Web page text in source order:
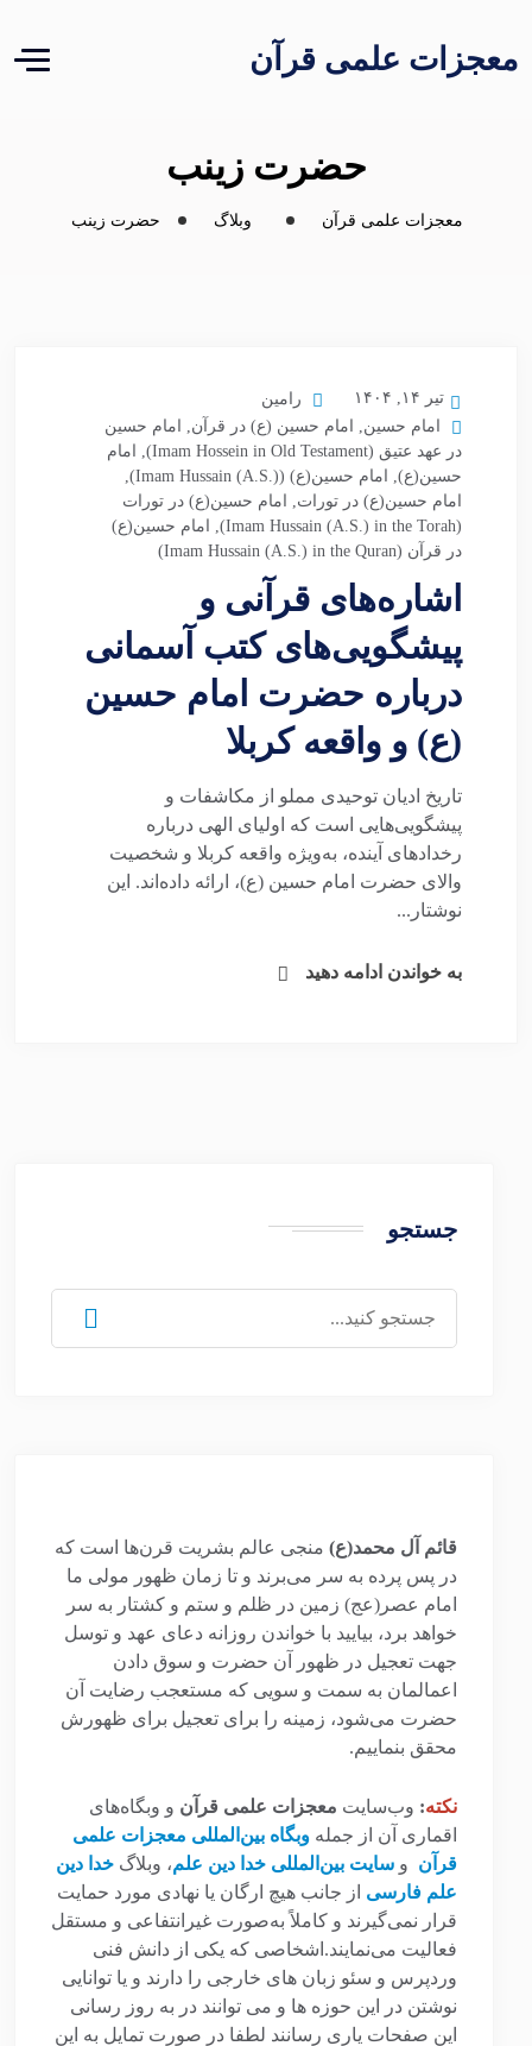
معجزات علمی قرآن
حضرت زینب
معجزات علمی قرآن وبلاگ حضرت زینب
تیر ۱۴, ۱۴۰۴
رامین
امام حسین, امام حسین (ع) در قرآن,
امام حسین
در عهد عتیق (Imam Hossein in Old Testament)
,
امام
حسین(ع), امام حسین(ع) (Imam Hussain (A.S.))
,
امام حسین(ع) در تورات,
امام حسین(ع) در تورات
(Imam Hussain (A.S.) in the Torah)
,
امام حسین(ع)
در قرآن (Imam Hussain (A.S.) in the Quran)
اشاره‌های قرآنی و
پیشگویی‌های کتب آسمانی
درباره حضرت امام حسین
(ع) و واقعه کربلا
تاریخ ادیان توحیدی مملو از مکاشفات و
پیشگویی‌هایی است که اولیای الهی درباره
رخدادهای آینده، به‌ویژه واقعه کربلا و شخصیت
والای حضرت امام حسین (ع)، ارائه داده‌اند. این
نوشتار...
به خواندن ادامه دهید
جستجو
برای:
قائم آل محمد(ع) منجی عالم بشریت قرن‌ها است که
در پس پرده به سر می‌برند و تا زمان ظهور مولی ما
امام عصر(عج) زمین در ظلم و ستم و کشتار به سر
خواهد برد، بیایید با خواندن روزانه دعای عهد و توسل
جهت تعجیل در ظهور آن حضرت و سوق دادن
اعمالمان به سمت و سویی که مستعجب رضایت آن
حضرت می‌شود، زمینه را برای تعجیل برای ظهورش
محقق بنماییم.
نکته: وب‌سایت معجزات علمی قرآن و وبگاه‌های
اقماری آن از جمله وبگاه بین‌المللی معجزات علمی
قرآن و سایت بین‌المللی خدا دین علم، وبلاگ خدا دین
علم فارسی از جانب هیچ ارگان یا نهادی مورد حمایت
قرار نمی‌گیرند و کاملاً به‌صورت غیرانتفاعی و مستقل
فعالیت می‌نمایند.اشخاصی که یکی از دانش فنی
وردپرس و سئو زبان های خارجی را دارند و یا توانایی
نوشتن در این حوزه ها و می توانند در به روز رسانی
این صفحات یاری رسانند لطفا در صورت تمایل به این